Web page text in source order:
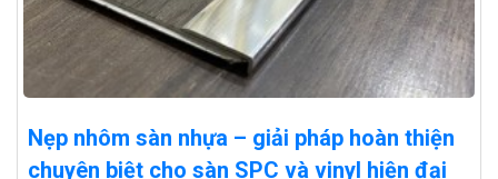
Nẹp nhôm sàn nhựa – giải pháp hoàn thiện
chuyên biệt cho sàn SPC và vinyl hiện đại